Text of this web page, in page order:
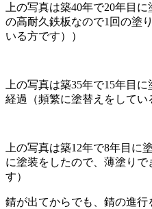
上の写真は築40年で20年目
の高耐久鉄板なので1回の塗
いる方です））
上の写真は築35年で15年目
経過（頻繁に塗替えをしてい
上の写真は築12年で8年目に
に塗装をしたので、薄塗り
す）
錆が出てからでも、錆の進